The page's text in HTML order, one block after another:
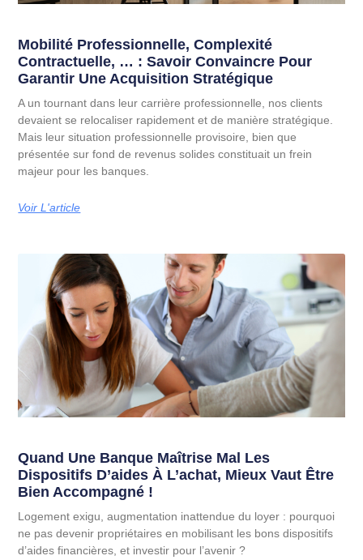
Mobilité Professionnelle, Complexité
Contractuelle, … : Savoir Convaincre Pour
Garantir Une Acquisition Stratégique
A un tournant dans leur carrière professionnelle, nos clients
devaient se relocaliser rapidement et de manière stratégique.
Mais leur situation professionnelle provisoire, bien que
présentée sur fond de revenus solides constituait un frein
majeur pour les banques.
Voir L'article
Quand Une Banque Maîtrise Mal Les
Dispositifs D’aides À L’achat, Mieux Vaut Être
Bien Accompagné !
Logement exigu, augmentation inattendue du loyer : pourquoi
ne pas devenir propriétaires en mobilisant les bons dispositifs
d’aides financières, et investir pour l’avenir ?